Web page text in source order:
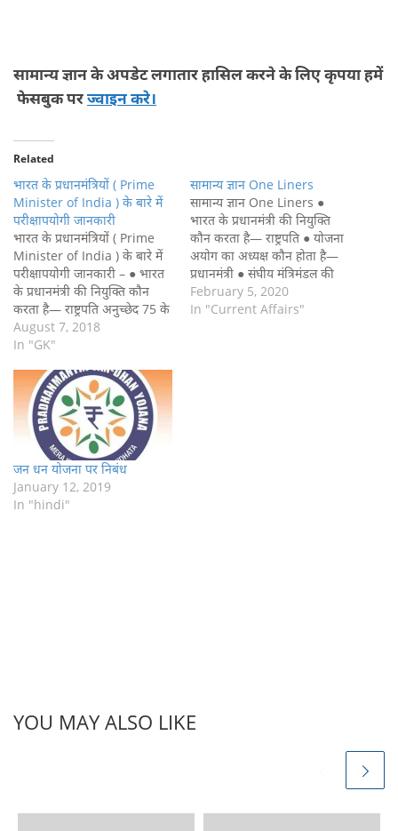
सामान्य ज्ञान के अपडेट लगातार हासिल करने के लिए कृपया हमें
फेसबुक परज्वाइन करे।
Related
भारत के प्रधानमंत्रियों ( Prime
Minister of India ) के बारे में
परीक्षापयोगी जानकारी
भारत के प्रधानमंत्रियों ( Prime
Minister of India ) के बारे में
परीक्षापयोगी जानकारी – ● भारत
के प्रधानमंत्री की नियुक्ति कौन
करता है— राष्ट्रपति अनुच्छेद 75 के
अनुसार ● योजना अयोग का
अध्यक्ष कौन होता है— प्रधानमंत्री ●
सभापति कौन होता है— प्रधानमंत्री
●…
August 7, 2018
In "GK"
सामान्य ज्ञान One Liners
सामान्य ज्ञान One Liners ●
भारत के प्रधानमंत्री की नियुक्ति
कौन करता है— राष्ट्रपति ● योजना
अयोग का अध्यक्ष कौन होता है—
प्रधानमंत्री ● संघीय मंत्रिमंडल की
बैठक का सभापति कौन होता है—
प्रधानमंत्री ● प्रधानमंत्री का
February 5, 2020
In "Current Affairs"
जन धन योजना पर निबंध
January 12, 2019
In "hindi"
YOU MAY ALSO LIKE